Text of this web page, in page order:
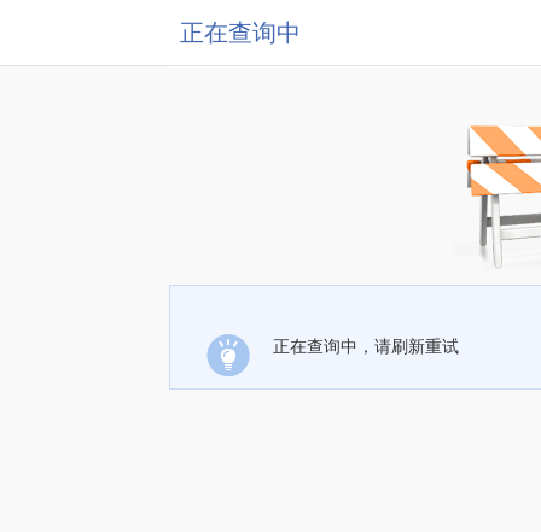
正在查询中
正在查询中，请刷新重试